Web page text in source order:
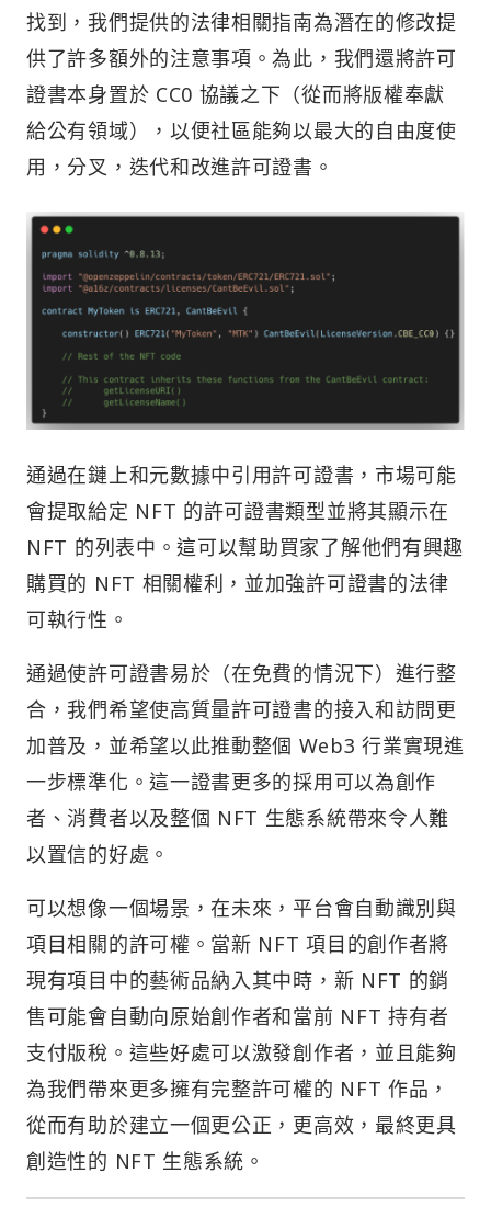
找到，我們提供的法律相關指南為潛在的修改提
供了許多額外的注意事項。為此，我們還將許可
證書本身置於 CC0 協議之下（從而將版權奉獻
給公有領域），以便社區能夠以最大的自由度使
用，分叉，迭代和改進許可證書。
通過在鏈上和元數據中引用許可證書，市場可能
會提取給定 NFT 的許可證書類型並將其顯示在
NFT 的列表中。這可以幫助買家了解他們有興趣
購買的 NFT 相關權利，並加強許可證書的法律
可執行性。
通過使許可證書易於（在免費的情況下）進行整
合，我們希望使高質量許可證書的接入和訪問更
加普及，並希望以此推動整個 Web3 行業實現進
一步標準化。這一證書更多的採用可以為創作
者、消費者以及整個 NFT 生態系統帶來令人難
以置信的好處。
可以想像一個場景，在未來，平台會自動識別與
項目相關的許可權。當新 NFT 項目的創作者將
現有項目中的藝術品納入其中時，新 NFT 的銷
售可能會自動向原始創作者和當前 NFT 持有者
支付版稅。這些好處可以激發創作者，並且能夠
為我們帶來更多擁有完整許可權的 NFT 作品，
從而有助於建立一個更公正，更高效，最終更具
創造性的 NFT 生態系統。